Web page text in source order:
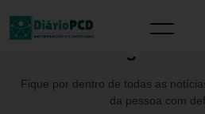
Fique por dentro de todas as
da pessoa com